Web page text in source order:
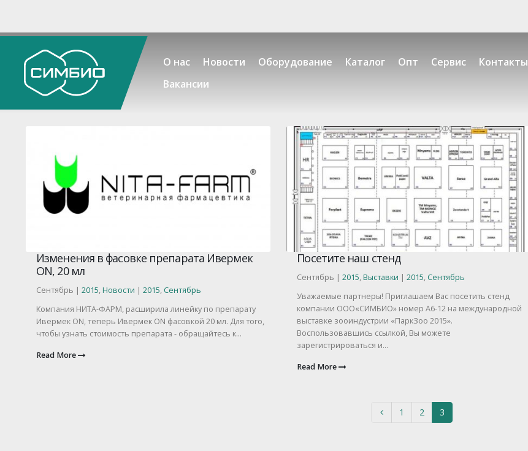
О нас Новости Оборудование Каталог Опт Сервис
Контакты
Вакансии
Изменения в фасовке препарата Ивермек
ON, 20 мл
Сентябрь | 2015,Новости | 2015, Сентябрь
Компания НИТА-ФАРМ, расширила линейку по препарату
Ивермек ON, теперь Ивермек ON фасовкой 20 мл. Для того,
чтобы узнать стоимость препарата - обращайтесь к...
Read More
Посетите наш стенд
Сентябрь |2015,Выставки |2015, Сентябрь
Уважаемые партнеры! Приглашаем Вас посетить стенд
компании ООО«СИМБИО» номер А6-12 на международной
выставке зооиндустрии «ПаркЗоо 2015».
Воспользовавшись ссылкой, Вы можете
зарегистрироваться и...
Read More
1 2 3